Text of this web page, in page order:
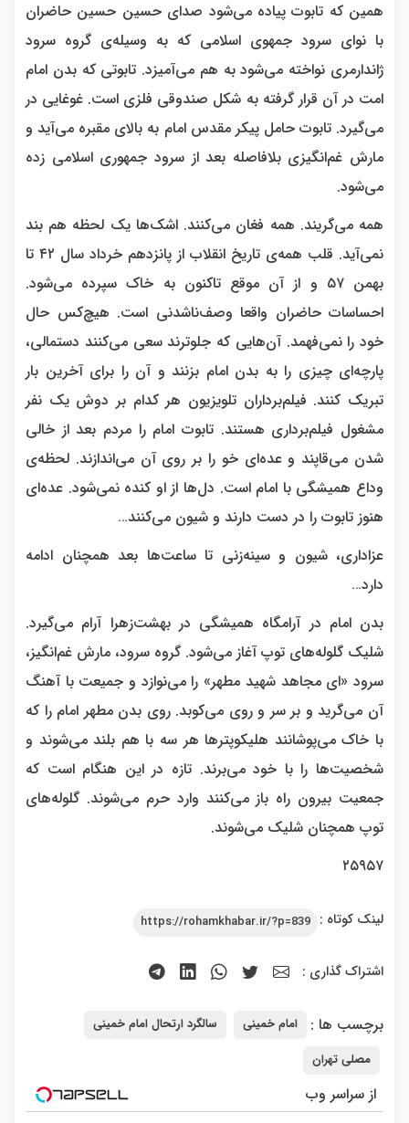
همین که تابوت پیاده می‌شود صدای حسین حسین حاضران
با نوای سرود جمهوی اسلامی که به وسیله‌ی گروه سرود
ژاندارمری نواخته می‌شود به هم می‌آمیزد. تابوتی که بدن امام
امت در آن قرار گرفته به شکل صندوقی فلزی است. غوغایی در
می‌گیرد. تابوت حامل پیکر مقدس امام به بالای مقبره می‌آید و
مارش غم‌انگیزی بلافاصله بعد از سرود جمهوری اسلامی زده
می‌شود.
همه می‌گریند. همه فغان می‌کنند. اشک‌ها یک لحظه هم بند
نمی‌آید. قلب همه‌ی تاریخ انقلاب از پانزدهم خرداد سال ۴۲ تا
بهمن ۵۷ و از آن موقع تاکنون به خاک سپرده می‌شود.
احساسات حاضران واقعا وصف‌ناشدنی است. هیچ‌کس حال
خود را نمی‌فهمد. آن‌هایی که جلوترند سعی می‌کنند دستمالی،
پارچه‌ای چیزی را به بدن امام بزنند و آن را برای آخرین بار
تبریک کنند. فیلم‌برداران تلویزیون هر کدام بر دوش یک نفر
مشغول فیلم‌برداری هستند. تابوت امام را مردم بعد از خالی
شدن می‌قاپند و عده‌ای خو را بر روی آن می‌اندازند. لحظه‌ی
وداع همیشگی با امام است. دل‌ها از او کنده نمی‌شود. عده‌ای
هنوز تابوت را در دست دارند و شیون می‌کنند…
عزاداری، شیون و سینه‌زنی تا ساعت‌ها بعد همچنان ادامه
دارد…
بدن امام در آرامگاه همیشگی در بهشت‌زهرا آرام می‌گیرد.
شلیک گلوله‌های توپ آغاز می‌شود. گروه سرود، مارش غم‌انگیز،
سرود «ای مجاهد شهید مطهر» را می‌نوازد و جمیعت با آهنگ
آن می‌گرید و بر سر و روی می‌کوبد. روی بدن مطهر امام را که
با خاک می‌پوشانند هلیکوپترها هر سه با هم بلند می‌شوند و
شخصیت‌ها را با خود می‌برند. تازه در این هنگام است که
جمعیت بیرون راه باز می‌کنند وارد حرم می‌شوند. گلوله‌های
توپ همچنان شلیک می‌شوند.
۲۵۹۵۷
لینک کوتاه : https://rohamkhabar.ir/?p=839
اشتراک گذاری :
برچسب ها : امام خمینی
سالگرد ارتحال امام خمینی
مصلی تهران
از سراسر وب